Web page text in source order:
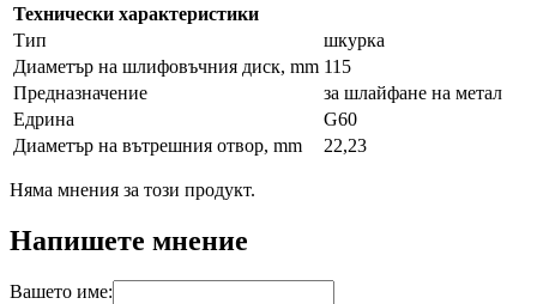
Технически характеристики
Тип
шкурка
Диаметър на шлифовъчния диск, mm 115
Предназначение
за шлайфане на метал
Едрина
G60
Диаметър на вътрешния отвор, mm
22,23
Няма мнения за този продукт.
Напишете мнение
Вашето име: